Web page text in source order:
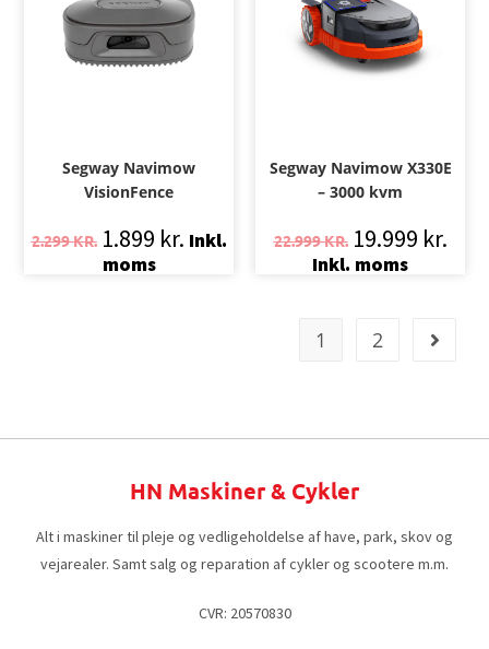
Segway Navimow
VisionFence
2.299KR. 1.899 kr. Inkl.
moms
Segway Navimow X330E
– 3000 kvm
22.999KR. 19.999 kr.
Inkl. moms
1 2
HN Maskiner & Cykler
Alt i maskiner til pleje og vedligeholdelse af have, park, skov og
vejarealer. Samt salg og reparation af cykler og scootere m.m.
CVR: 20570830